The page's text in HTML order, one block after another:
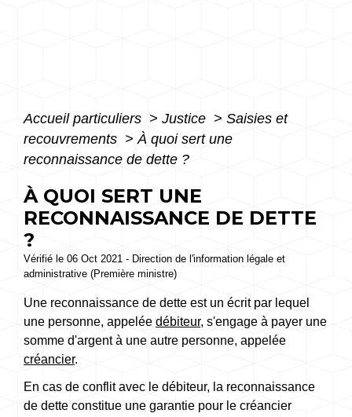
Accueil particuliers > Justice > Saisies et
recouvrements > À quoi sert une
reconnaissance de dette ?
À QUOI SERT UNE
RECONNAISSANCE DE DETTE
?
Vérifié le 06 Oct 2021 - Direction de l'information légale et
administrative (Première ministre)
Une reconnaissance de dette est un écrit par lequel
une personne, appelée débiteur, s'engage à payer une
somme d'argent à une autre personne, appelée
créancier.
En cas de conflit avec le débiteur, la reconnaissance
de dette constitue une garantie pour le créancier